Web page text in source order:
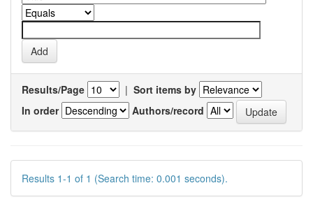
Results/Page | Sort items by
In order
Authors/record
Results 1-1 of 1 (Search time: 0.001 seconds).